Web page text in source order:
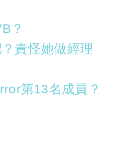
？
責怪她做經理
第13名成員？